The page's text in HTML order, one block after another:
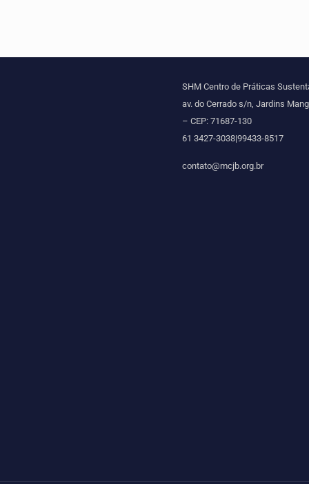
SHM Centro de Práticas
av. do Cerrado s/n, Jardins
– CEP: 71687-130
61 3427-3038|99433-8517
contato@mcjb.org.br